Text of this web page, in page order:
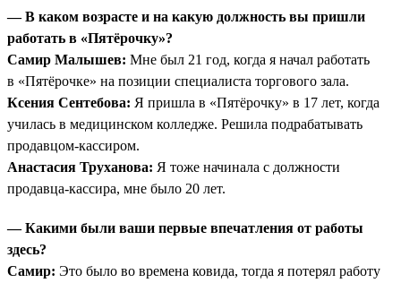
— В каком возрасте и на какую должность вы пришли
работать в «Пятёрочку»?
Самир Малышев: Мне был 21 год, когда я начал работать
в «Пятёрочке» на позиции специалиста торгового зала.
Ксения Сентебова: Я пришла в «Пятёрочку» в 17 лет, когда
училась в медицинском колледже. Решила подрабатывать
продавцом-кассиром.
Анастасия Труханова: Я тоже начинала с должности
продавца-кассира, мне было 20 лет.
— Какими были ваши первые впечатления от работы
здесь?
Самир: Это было во времена ковида, тогда я потерял работу